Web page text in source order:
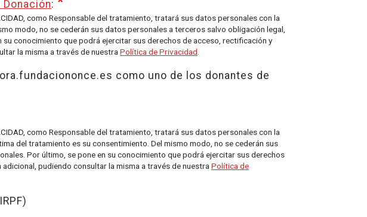
:
como Responsable del tratamiento, tratará sus datos personales con la
modo, no se cederán sus datos personales a terceros salvo obligación legal,
conocimiento que podrá ejercitar sus derechos de acceso, rectificación y
la misma a través de nuestra Política de Privacidad
como uno de los donantes de
como Responsable del tratamiento, tratará sus datos personales con la
del tratamiento es su consentimiento. Del mismo modo, no se cederán sus
Por último, se pone en su conocimiento que podrá ejercitar sus derechos
pudiendo consultar la misma a través de nuestra Política de